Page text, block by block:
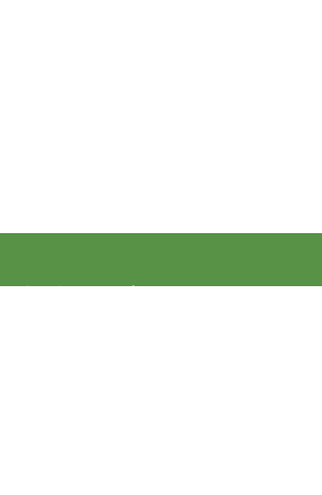
利用規約 プライバシーポリシー